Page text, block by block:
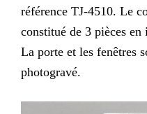
référence TJ-4510. Le
constitué de 3 pièces en
La porte et les fenêtres
photogravé.